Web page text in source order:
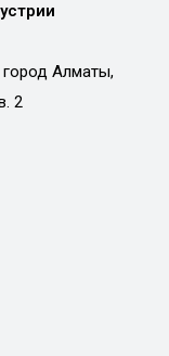
город Алматы,
2